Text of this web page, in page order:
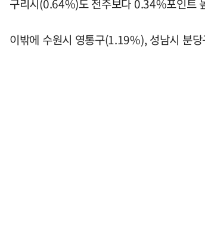
구리시(0.64%)도 전주보다 0.34%포인트
이밖에 수원시 영통구(1.19%), 성남시 분